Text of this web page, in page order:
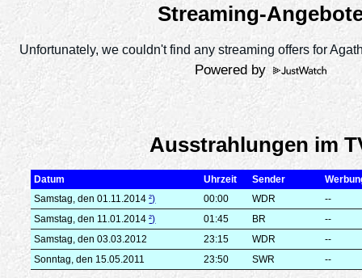
Streaming-
Powered by
Ausstrahlungen im
Datum Uhrzeit Sender
Samstag, den 01.11.2014²) 00:00 WDR
--
Samstag, den 11.01.2014²) 01:45 BR
--
Samstag, den 03.03.2012
23:15 WDR
--
Sonntag, den 15.05.2011
23:50 SWR --